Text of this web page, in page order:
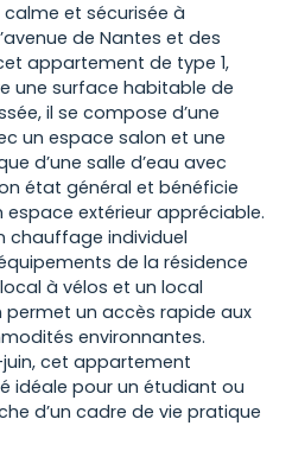
et sécurisée à
de Nantes et des
appartement de type 1,
une surface habitable de
il se compose d’une
un espace salon et une
d’une salle d’eau avec
état général et bénéficie
espace extérieur appréciable.
chauffage individuel
de la résidence
à vélos et un local
permet un accès rapide aux
environnantes.
cet appartement
idéale pour un étudiant ou
d’un cadre de vie pratique